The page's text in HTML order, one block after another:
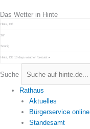
Inhalt
springen
Das Wetter in Hinte
Hinte, DE
26°
Sonnig
Hinte, DE 10 days weather forecast ▸
Suche
Rathaus
Aktuelles
Bürgerservice online
Standesamt